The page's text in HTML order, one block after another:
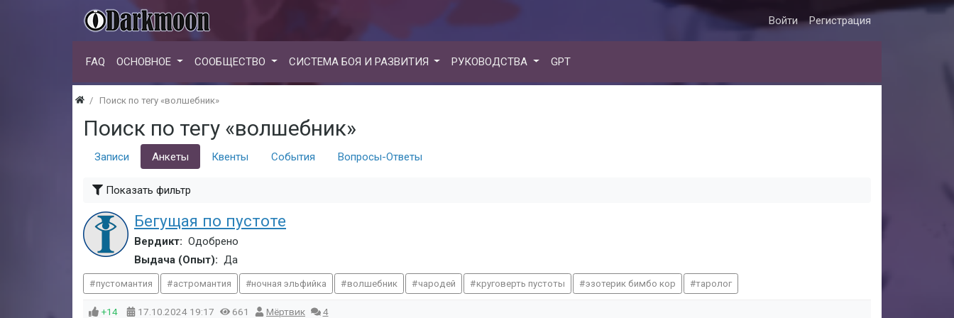
Войти Регистрация
FAQ ОСНОВНОЕ СООБЩЕСТВО СИСТЕМА БОЯ И РАЗВИТИЯ РУКОВОДСТВА GPT
Поиск по тегу «волшебник»
Поиск по тегу «волшебник»
Записи Анкеты Квенты События Вопросы-Ответы
Показать фильтр
Бегущая по пустоте
Вердикт: Одобрено
Выдача (Опыт): Да
пустомантия астромантия ночная эльфийка волшебник чародей круговерть пустоты эзотерик бимбо кор таролог
+14 17.10.2024 19:17 661 Мёртвик 4